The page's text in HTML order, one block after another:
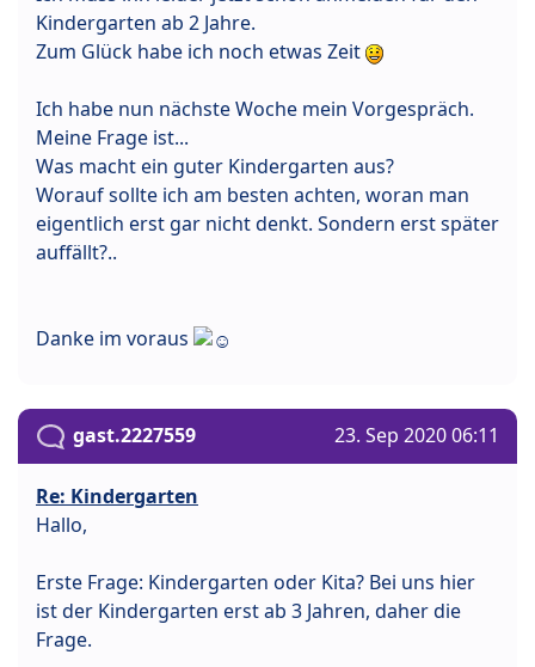
Kindergarten ab 2 Jahre.
Zum Glück habe ich noch etwas Zeit
Ich habe nun nächste Woche mein Vorgespräch.
Meine Frage ist...
Was macht ein guter Kindergarten aus?
Worauf sollte ich am besten achten, woran man
eigentlich erst gar nicht denkt. Sondern erst später
auffällt?..
Danke im voraus
gast.2227559 23. Sep 2020 06:11
Re: Kindergarten
Hallo,
Erste Frage: Kindergarten oder Kita? Bei uns hier
ist der Kindergarten erst ab 3 Jahren, daher die
Frage.